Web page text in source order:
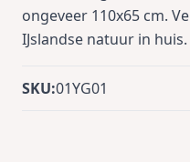
ongeveer 110x65 cm.
IJslandse natuur in huis.
SKU:01YG01